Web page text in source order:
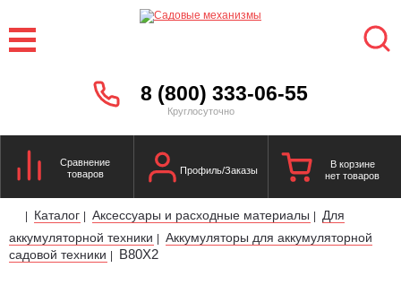
8 (800) 333-06-55
Круглосуточно
Сравнение
товаров
Профиль/Заказы
В корзине
нет товаров
| Каталог | Аксессуары и расходные материалы |
Для
аккумуляторной техники | Аккумуляторы для аккумуляторной
садовой техники | B80X2